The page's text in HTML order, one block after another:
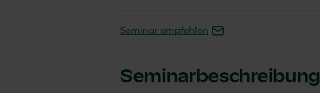
Seminar empfehlen
Seminarbeschreibung